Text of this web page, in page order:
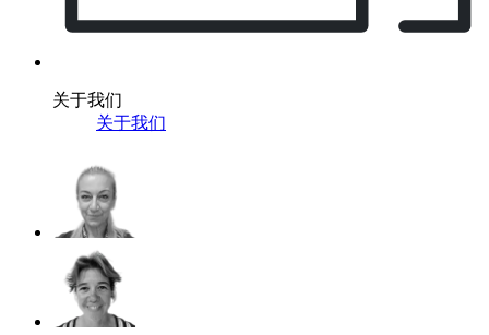
关于我们
关于我们